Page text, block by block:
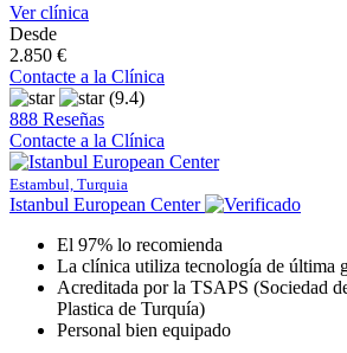
Ver clínica
Desde
2.850 €
Contacte a la Clínica
(9.4)
888 Reseñas
Contacte a la Clínica
Estambul, Turquia
Istanbul European Center
El 97% lo recomienda
La clínica utiliza tecnología de última
Acreditada por la TSAPS (Sociedad
Plastica de Turquía)
Personal bien equipado